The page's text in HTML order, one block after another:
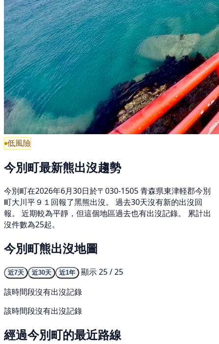
低風險
今別町最新熊出沒趨勢
今別町在2026年6月30日於〒030-1505 青森県東津軽郡今別
町大川平９１回報了黑熊出沒。 過去30天沒有新的出沒回
報。 近期較為平靜，但這個地區過去也有出沒記錄。 累計出
沒件數為25起。
今別町熊出沒地圖
近7天 近30天 近1年
顯示 25 / 25
該時間段沒有出沒記錄
該時間段沒有出沒記錄
經過今別町的最近路線